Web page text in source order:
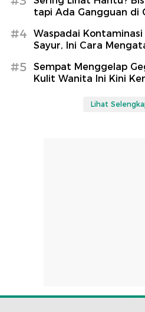
tapi Ada Gangguan di
#4
Waspadai
Sayur, Ini Cara
#5
Sempat Menggelap
Kulit Wanita Ini Kini
Lihat